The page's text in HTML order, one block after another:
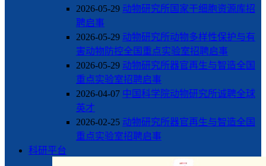
2026-05-29 动物研究所国家干细胞资源库招
聘启事
2026-05-29 动物研究所动物多样性保护与有
害动物防控全国重点实验室招聘启事
2026-05-29 动物研究所器官再生与智造全国
重点实验室招聘启事
2026-04-07 中国科学院动物研究所诚聘全球
英才
2026-02-25 动物研究所器官再生与智造全国
重点实验室招聘启事
科研平台